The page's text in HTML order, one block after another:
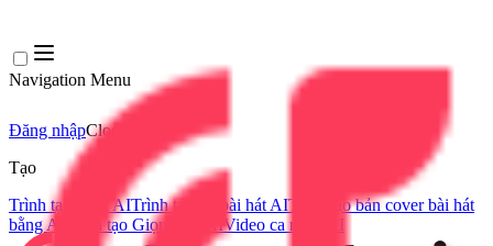
Navigation Menu
Đăng nhậpClose menu
Tạo
Trình tạo nhạc AITrình tạo lời bài hát AITrình tạo bản cover bài hát
bằng AI
Trình tạo Giọng hát AIVideo ca nhạc AI